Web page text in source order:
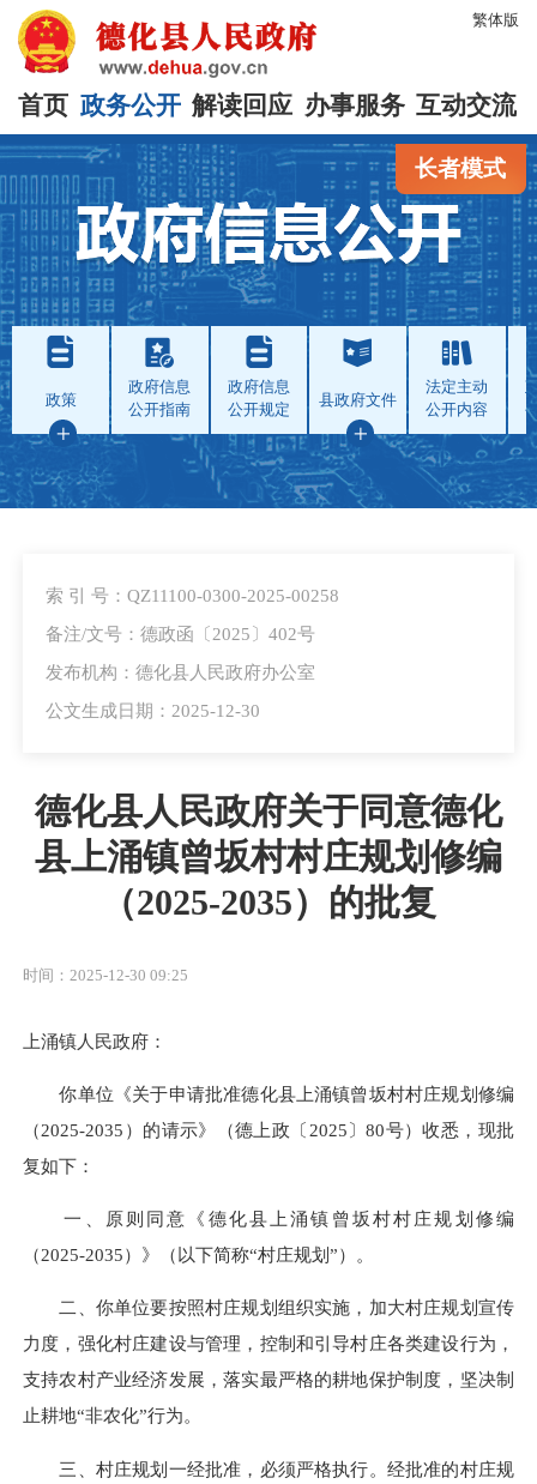
繁体版
首页 政务公开 解读回应 办事服务 互动交流
长者模式
政策
政府信息
公开指南
政府信息
公开规定
县政府文件
法定主动
公开内容
索 引 号：QZ11100-0300-2025-00258
备注/文号：德政函〔2025〕402号
发布机构：德化县人民政府办公室
公文生成日期：2025-12-30
德化县人民政府关于同意德化
县上涌镇曾坂村村庄规划修编
（2025-2035）的批复
时间：2025-12-30 09:25
上涌镇人民政府：
你单位《关于申请批准德化县上涌镇曾坂村村庄规划修编
（2025-2035）的请示》（德上政〔2025〕80号）收悉，现批
复如下：
一、原则同意《德化县上涌镇曾坂村村庄规划修编
（2025-2035）》（以下简称“村庄规划”）。
二、你单位要按照村庄规划组织实施，加大村庄规划宣传
力度，强化村庄建设与管理，控制和引导村庄各类建设行为，
支持农村产业经济发展，落实最严格的耕地保护制度，坚决制
止耕地“非农化”行为。
三、村庄规划一经批准，必须严格执行。经批准的村庄规